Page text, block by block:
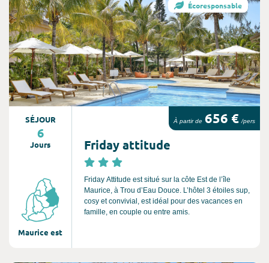
Écoresponsable
SÉJOUR
6
Jours
Maurice est
À partir de 656 € /pers
Friday attitude
Friday Attitude est situé sur la côte Est de l’île
Maurice, à Trou d’Eau Douce. L’hôtel 3 étoiles sup,
cosy et convivial, est idéal pour des vacances en
famille, en couple ou entre amis.